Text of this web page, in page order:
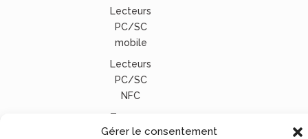
Gérer le consentement
Lecteurs
PC/SC
mobile
Lecteurs
PC/SC
NFC
Tous nos
lecteurs